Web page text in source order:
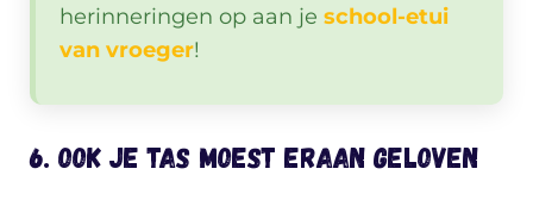
herinneringen op aan je school-etui
van vroeger!
6. Ook je tas moest eraan geloven